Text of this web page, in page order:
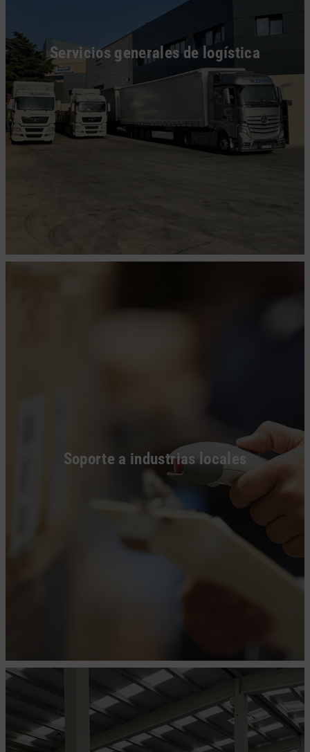
Servicios generales de logística
Soporte a industrias locales